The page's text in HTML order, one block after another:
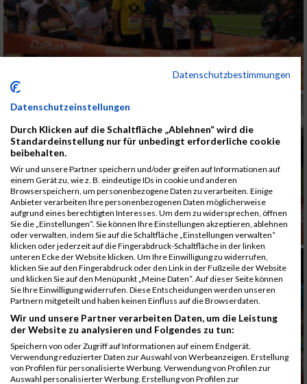
Datenschutzbestimmungen
Datenschutzeinstellungen
Durch Klicken auf die Schaltfläche „Ablehnen“ wird die
Standardeinstellung nur für unbedingt erforderliche cookie
beibehalten.
Wir und unsere Partner speichern und/oder greifen auf Informationen auf
einem Gerät zu, wie z. B. eindeutige IDs in cookie und anderen
Browserspeichern, um personenbezogene Daten zu verarbeiten. Einige
Anbieter verarbeiten Ihre personenbezogenen Daten möglicherweise
aufgrund eines berechtigten Interesses. Um dem zu widersprechen, öffnen
Sie die „Einstellungen“. Sie können Ihre Einstellungen akzeptieren, ablehnen
oder verwalten, indem Sie auf die Schaltfläche „Einstellungen verwalten“
klicken oder jederzeit auf die Fingerabdruck-Schaltfläche in der linken
unteren Ecke der Website klicken. Um Ihre Einwilligung zu widerrufen,
klicken Sie auf den Fingerabdruck oder den Link in der Fußzeile der Website
und klicken Sie auf den Menüpunkt „Meine Daten“. Auf dieser Seite können
Sie Ihre Einwilligung widerrufen. Diese Entscheidungen werden unseren
Partnern mitgeteilt und haben keinen Einfluss auf die Browserdaten.
Wir und unsere Partner verarbeiten Daten, um die Leistung
der Website zu analysieren und Folgendes zu tun:
Speichern von oder Zugriff auf Informationen auf einem Endgerät.
Verwendung reduzierter Daten zur Auswahl von Werbeanzeigen. Erstellung
von Profilen für personalisierte Werbung. Verwendung von Profilen zur
Auswahl personalisierter Werbung. Erstellung von Profilen zur